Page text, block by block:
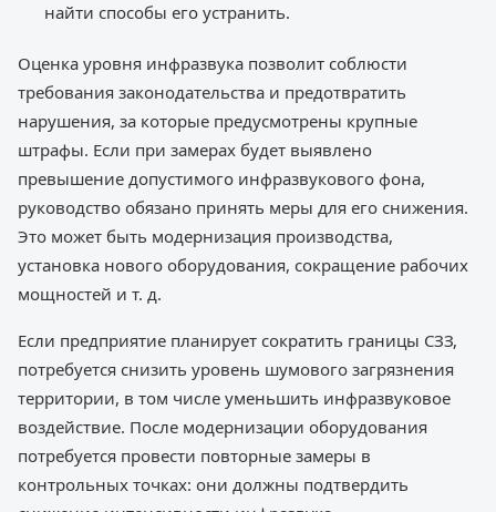
найти способы его устранить.
Оценка уровня инфразвука позволит соблюсти
требования законодательства и предотвратить
нарушения, за которые предусмотрены крупные
штрафы. Если при замерах будет выявлено
превышение допустимого инфразвукового фона,
руководство обязано принять меры для его снижения.
Это может быть модернизация производства,
установка нового оборудования, сокращение рабочих
мощностей и т. д.
Если предприятие планирует сократить границы СЗЗ,
потребуется снизить уровень шумового загрязнения
территории, в том числе уменьшить инфразвуковое
воздействие. После модернизации оборудования
потребуется провести повторные замеры в
контрольных точках: они должны подтвердить